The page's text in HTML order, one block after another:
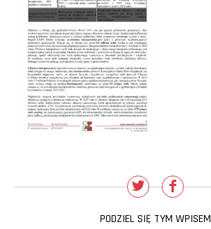
PODZIEL SIĘ TYM WPISEM